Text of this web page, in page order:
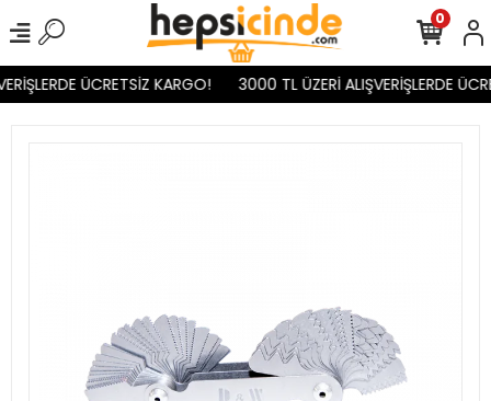
ÜCRETSİZ KARGO! 3000 TL ÜZERİ ALIŞVERİŞLERDE
0